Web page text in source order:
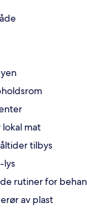
mat
tilbys
lys
rutiner for
av plast